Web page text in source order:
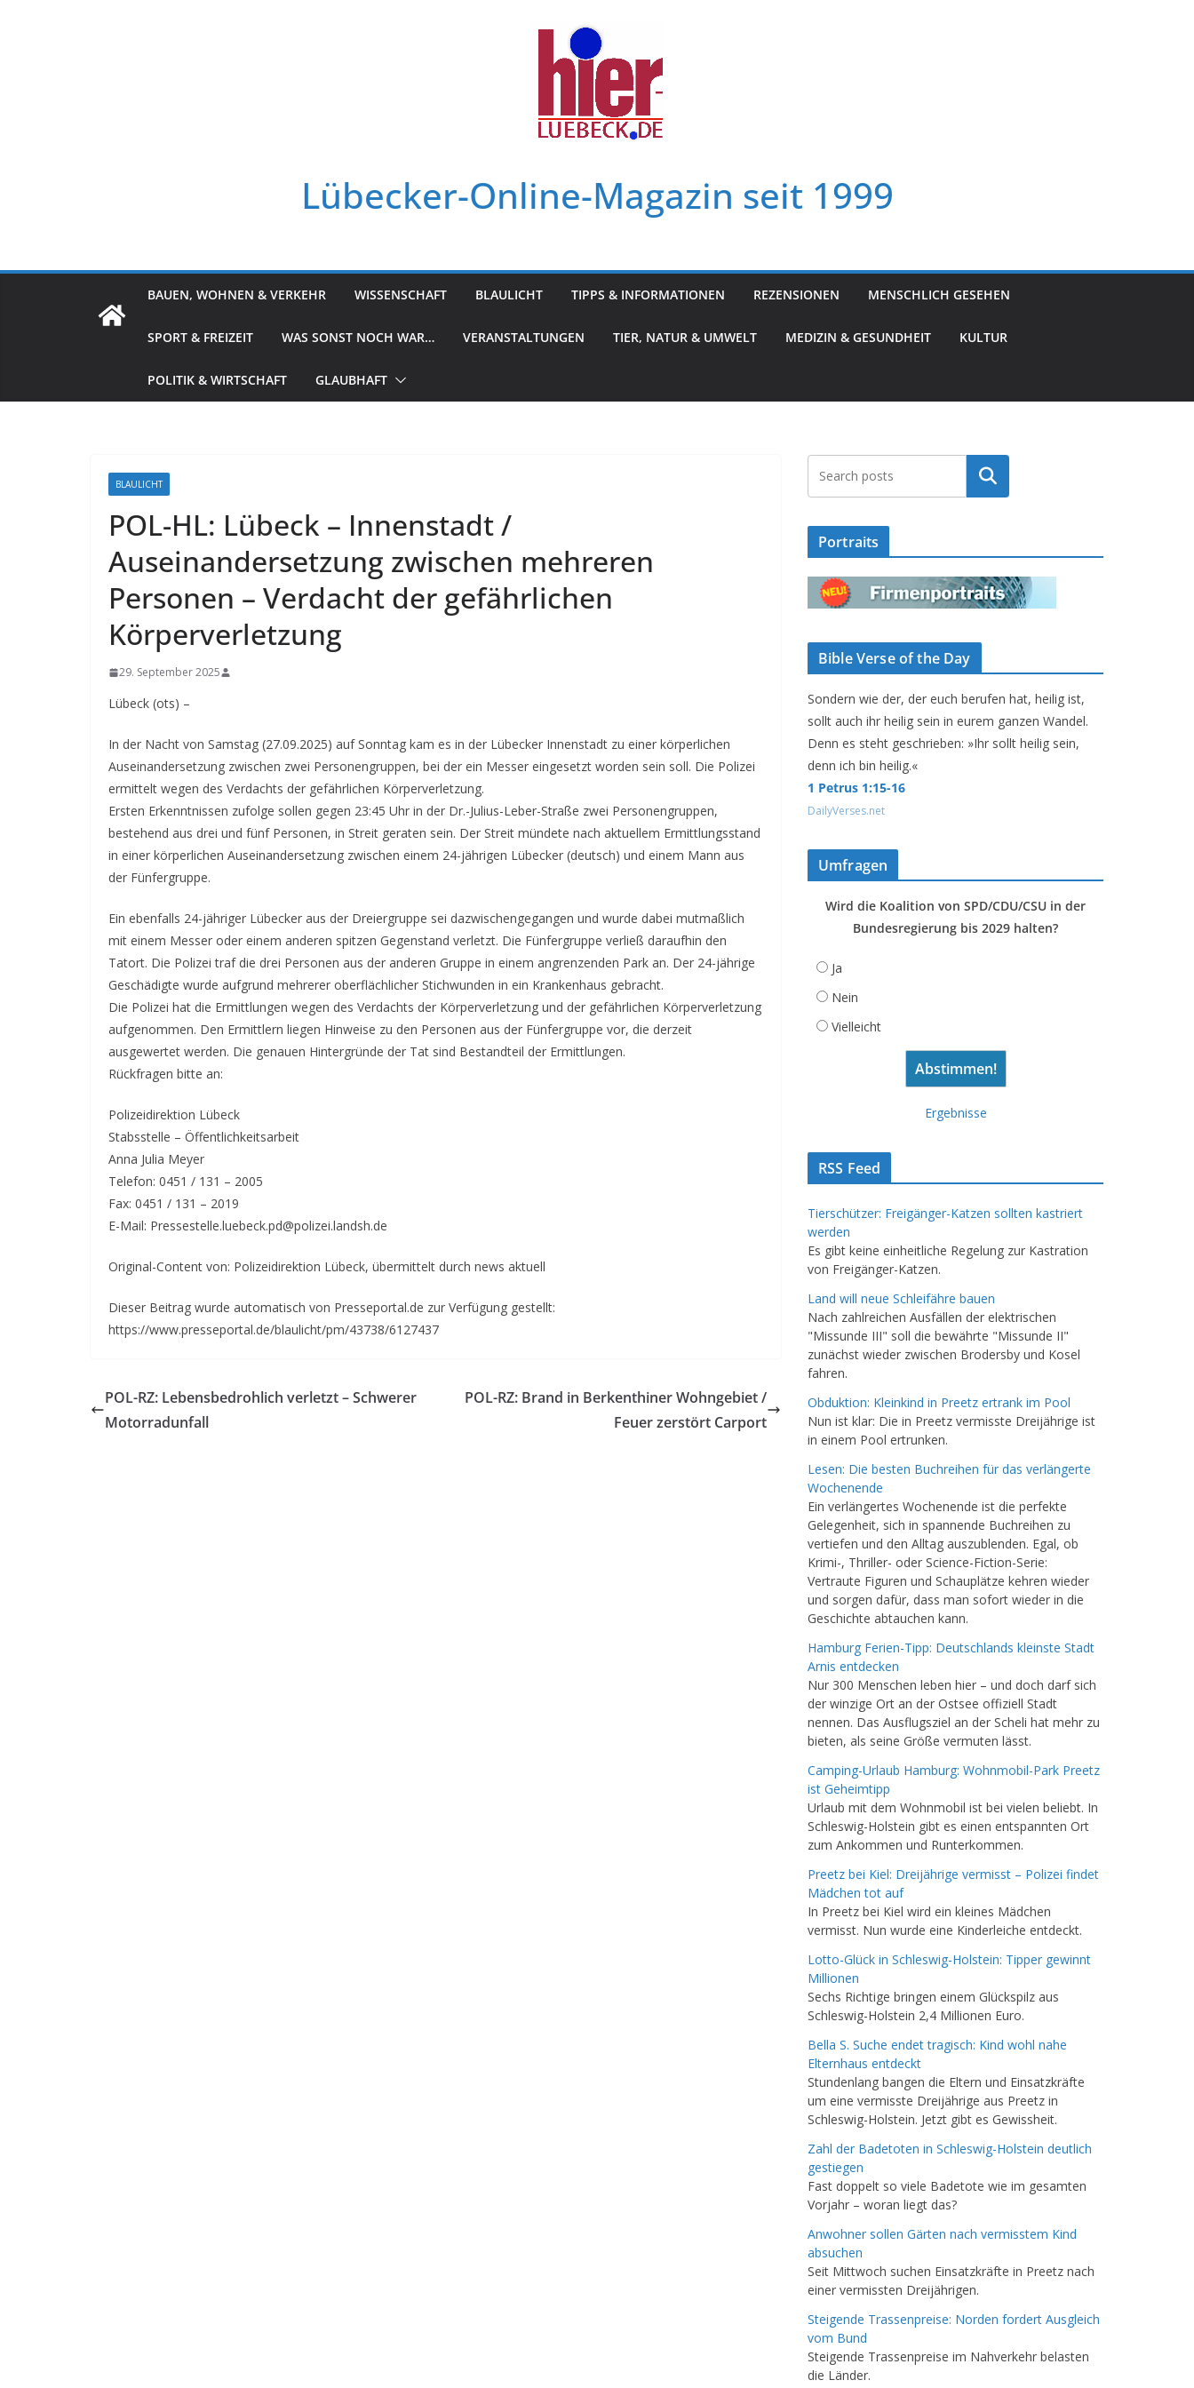
Lübecker-Online-Magazin seit 1999
BAUEN, WOHNEN & VERKEHR WISSENSCHAFT BLAULICHT TIPPS & INFORMATIONEN REZENSIONEN MENSCHLICH GESEHEN
SPORT & FREIZEIT WAS SONST NOCH WAR… VERANSTALTUNGEN TIER, NATUR & UMWELT MEDIZIN & GESUNDHEIT KULTUR
POLITIK & WIRTSCHAFT GLAUBHAFT
BLAULICHT
POL-HL: Lübeck – Innenstadt /
Auseinandersetzung zwischen mehreren
Personen – Verdacht der gefährlichen
Körperverletzung
29. September 2025
Lübeck (ots) –
In der Nacht von Samstag (27.09.2025) auf Sonntag kam es in der Lübecker Innenstadt zu einer körperlichen
Auseinandersetzung zwischen zwei Personengruppen, bei der ein Messer eingesetzt worden sein soll. Die Polizei
ermittelt wegen des Verdachts der gefährlichen Körperverletzung.
Ersten Erkenntnissen zufolge sollen gegen 23:45 Uhr in der Dr.-Julius-Leber-Straße zwei Personengruppen,
bestehend aus drei und fünf Personen, in Streit geraten sein. Der Streit mündete nach aktuellem Ermittlungsstand
in einer körperlichen Auseinandersetzung zwischen einem 24-jährigen Lübecker (deutsch) und einem Mann aus
der Fünfergruppe.
Ein ebenfalls 24-jähriger Lübecker aus der Dreiergruppe sei dazwischengegangen und wurde dabei mutmaßlich
mit einem Messer oder einem anderen spitzen Gegenstand verletzt. Die Fünfergruppe verließ daraufhin den
Tatort. Die Polizei traf die drei Personen aus der anderen Gruppe in einem angrenzenden Park an. Der 24-jährige
Geschädigte wurde aufgrund mehrerer oberflächlicher Stichwunden in ein Krankenhaus gebracht.
Die Polizei hat die Ermittlungen wegen des Verdachts der Körperverletzung und der gefährlichen Körperverletzung
aufgenommen. Den Ermittlern liegen Hinweise zu den Personen aus der Fünfergruppe vor, die derzeit
ausgewertet werden. Die genauen Hintergründe der Tat sind Bestandteil der Ermittlungen.
Rückfragen bitte an:
Polizeidirektion Lübeck
Stabsstelle – Öffentlichkeitsarbeit
Anna Julia Meyer
Telefon: 0451 / 131 – 2005
Fax: 0451 / 131 – 2019
E-Mail: Pressestelle.luebeck.pd@polizei.landsh.de
Original-Content von: Polizeidirektion Lübeck, übermittelt durch news aktuell
Dieser Beitrag wurde automatisch von Presseportal.de zur Verfügung gestellt:
https://www.presseportal.de/blaulicht/pm/43738/6127437
POL-RZ: Lebensbedrohlich verletzt – Schwerer
Motorradunfall
POL-RZ: Brand in Berkenthiner Wohngebiet /
Feuer zerstört Carport
Suchen
Portraits
Bible Verse of the Day
Sondern wie der, der euch berufen hat, heilig ist,
sollt auch ihr heilig sein in eurem ganzen Wandel.
Denn es steht geschrieben: »Ihr sollt heilig sein,
denn ich bin heilig.«
1 Petrus 1:15-16
DailyVerses.net
Umfragen
Wird die Koalition von SPD/CDU/CSU in der
Bundesregierung bis 2029 halten?
Ja
Nein
Vielleicht
Ergebnisse
RSS Feed
Tierschützer: Freigänger-Katzen sollten kastriert
werden
Es gibt keine einheitliche Regelung zur Kastration
von Freigänger-Katzen.
Land will neue Schleifähre bauen
Nach zahlreichen Ausfällen der elektrischen
"Missunde III" soll die bewährte "Missunde II"
zunächst wieder zwischen Brodersby und Kosel
fahren.
Obduktion: Kleinkind in Preetz ertrank im Pool
Nun ist klar: Die in Preetz vermisste Dreijährige ist
in einem Pool ertrunken.
Lesen: Die besten Buchreihen für das verlängerte
Wochenende
Ein verlängertes Wochenende ist die perfekte
Gelegenheit, sich in spannende Buchreihen zu
vertiefen und den Alltag auszublenden. Egal, ob
Krimi-, Thriller- oder Science-Fiction-Serie:
Vertraute Figuren und Schauplätze kehren wieder
und sorgen dafür, dass man sofort wieder in die
Geschichte abtauchen kann.
Hamburg Ferien-Tipp: Deutschlands kleinste Stadt
Arnis entdecken
Nur 300 Menschen leben hier – und doch darf sich
der winzige Ort an der Ostsee offiziell Stadt
nennen. Das Ausflugsziel an der Scheli hat mehr zu
bieten, als seine Größe vermuten lässt.
Camping-Urlaub Hamburg: Wohnmobil-Park Preetz
ist Geheimtipp
Urlaub mit dem Wohnmobil ist bei vielen beliebt. In
Schleswig-Holstein gibt es einen entspannten Ort
zum Ankommen und Runterkommen.
Preetz bei Kiel: Dreijährige vermisst – Polizei findet
Mädchen tot auf
In Preetz bei Kiel wird ein kleines Mädchen
vermisst. Nun wurde eine Kinderleiche entdeckt.
Lotto-Glück in Schleswig-Holstein: Tipper gewinnt
Millionen
Sechs Richtige bringen einem Glückspilz aus
Schleswig-Holstein 2,4 Millionen Euro.
Bella S. Suche endet tragisch: Kind wohl nahe
Elternhaus entdeckt
Stundenlang bangen die Eltern und Einsatzkräfte
um eine vermisste Dreijährige aus Preetz in
Schleswig-Holstein. Jetzt gibt es Gewissheit.
Zahl der Badetoten in Schleswig-Holstein deutlich
gestiegen
Fast doppelt so viele Badetote wie im gesamten
Vorjahr – woran liegt das?
Anwohner sollen Gärten nach vermisstem Kind
absuchen
Seit Mittwoch suchen Einsatzkräfte in Preetz nach
einer vermissten Dreijährigen.
Steigende Trassenpreise: Norden fordert Ausgleich
vom Bund
Steigende Trassenpreise im Nahverkehr belasten
die Länder.